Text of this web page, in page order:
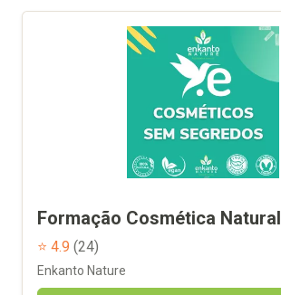
Formação Cosmética Natural
⭐ 4.9 (24)
Enkanto Nature